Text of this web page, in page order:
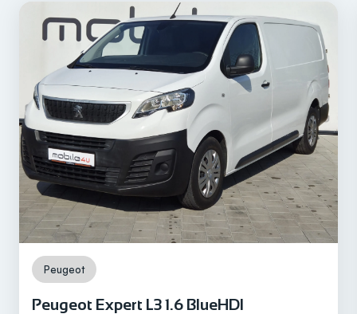
Registriran do
Prijeđeni kilometri
142.398 km
Motor
Diesel
Peugeot
Peugeot Expert L3 1.6 BlueHDI